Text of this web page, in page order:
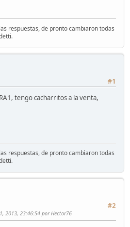
respuestas, de pronto cambiaron todas
#1
tengo cacharritos a la venta,
respuestas, de pronto cambiaron todas
#2
2013, 23:46:54 por Hector76